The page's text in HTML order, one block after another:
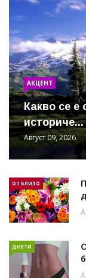
АКЦЕНТ
Какво се е
историче...
Август 09, 2026
ОТ БЛИЗО
ДИЕТИ